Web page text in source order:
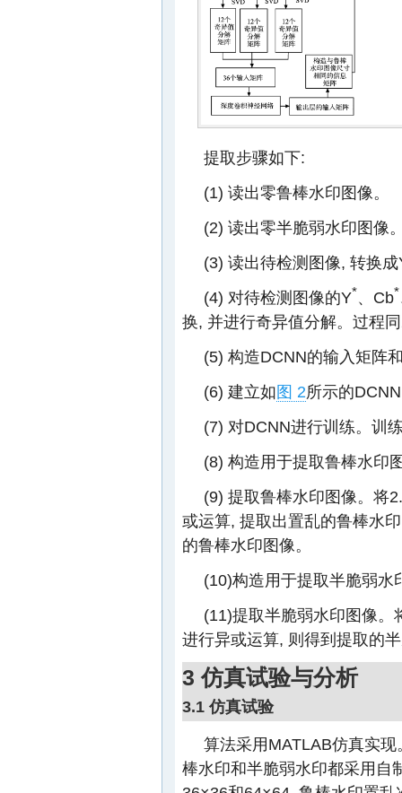
提取步骤如下:
(1) 读出零鲁棒水印图像。
(2) 读出零半脆弱水印图像
(3) 读出待检测图像, 转换
(4) 对待检测图像的Y*、Cb*
换, 并进行奇异值分解。过程
(5) 构造DCNN的输入矩阵
(6) 建立如图 2所示的
(7) 对DCNN进行训练。训
(8) 构造用于提取鲁棒水印
(9) 提取鲁棒水印图像。将
或运算, 提取出置乱的鲁棒水
的鲁棒水印图像。
(10)构造用于提取半脆弱
(11)提取半脆弱水印图像
进行异或运算, 则得到提取的
3 仿真试验与分析
3.1 仿真试验
算法采用MATLAB仿真实
棒水印和半脆弱水印都采用自